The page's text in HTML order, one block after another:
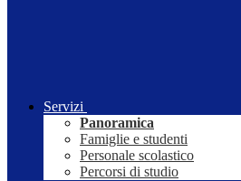
Servizi
Panoramica
Famiglie e studenti
Personale scolastico
Percorsi di studio